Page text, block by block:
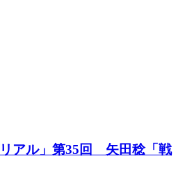
リアル」第35回 矢田稔「戦